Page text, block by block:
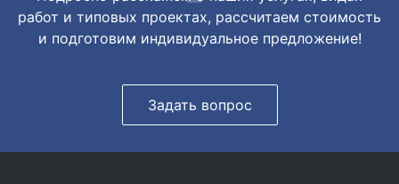
работ и типовых проектах, рассчитаем стоимость
и подготовим индивидуальное предложение!
Задать вопрос